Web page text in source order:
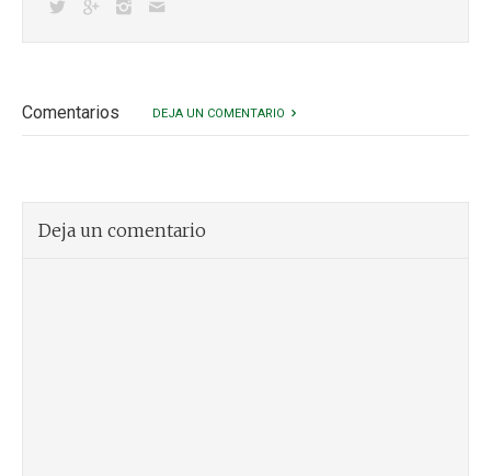
Comentarios DEJA UN COMENTARIO
Deja un comentario